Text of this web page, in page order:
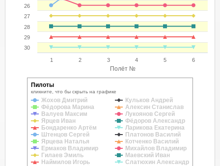
Полёт №
1 2 3 4 5 6
26
27
28
29
30
Жохов Дмитрий
Кульков Андрей
Фёдорова Марина
Алексин Станислав
Валуев Максим
Лукоянов Сергей
Ярцев Иван
Фёдоров Александр
Бондаренко Артём
Ларикова Екатерина
Штенцов Сергей
Платонов Василий
Ярцева Наталья
Котченко Василий
Ермаков Владимир
Михайлов Владимир
Гилаев Эмиль
Маевский Иван
Наймилов Игорь
Слатюхин Александр
Пилоты
кликните, что бы скрыть на графике